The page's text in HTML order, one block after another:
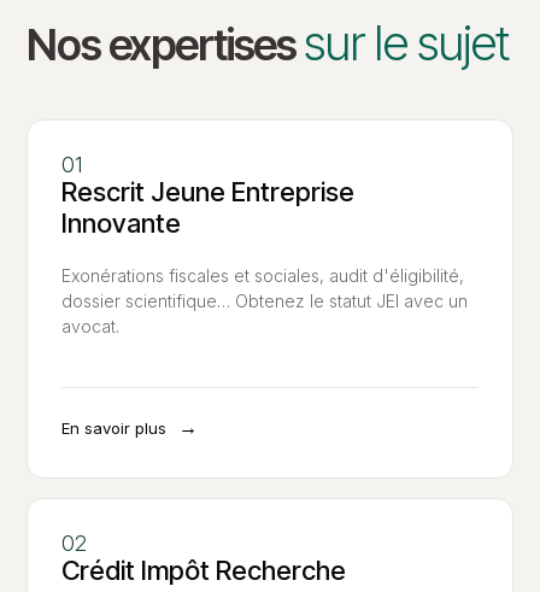
Nos expertisessur le sujet
Rescrit Jeune Entreprise
Innovante
Exonérations fiscales et sociales, audit d'éligibilité,
dossier scientifique… Obtenez le statut JEI avec un
avocat.
En savoir plus →
Crédit Impôt Recherche